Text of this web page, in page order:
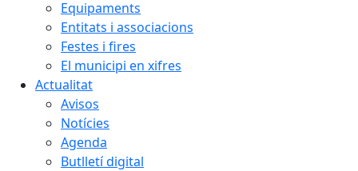
Equipaments
Entitats i associacions
Festes i fires
El municipi en xifres
Actualitat
Avisos
Notícies
Agenda
Butlletí digital